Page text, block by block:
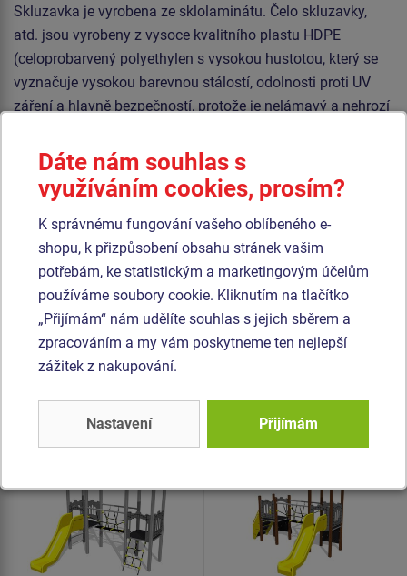
Skluzavka je vyrobena ze sklolaminátu. Čelo skluzavky,
atd. jsou vyrobeny z vysoce kvalitního plastu HDPE
(celoprobarvený polyethylen s vysokou hustotou, který se
vyznačuje vysokou barevnou stálostí, odolnosti proti UV
záření a hlavně bezpečností, protože je nelámavý a nehrozí
síť a lanový most jsou vyrobeny z materiálu HERKULES (16
mm lana z polypropylenu s vnitřním ocelovým jádrem) a
jsou spojovány plastovými nebo hliníkovými spoji. Podesty
jsou vyrobeny z HPL (vysokotlaký laminát opatřený
protiskluzem, který se vyznačuje vysokou barevnou
stálostí, odolností proti poškrábání a odolností proti vodě).
Veškerý spojovací materiál je pozinkovaný nebo nerezový.
Podobnézboží
Produkt - UNH-2009K-10
Herní sestava hrad
UNH2009K -
Produkt - UNH-2038K-10
Herní sestava hrad
UNH2038K -
Dáte nám souhlas s
využíváním cookies, prosím?
K správnému fungování vašeho oblíbeného e-
shopu, k přizpůsobení obsahu stránek vašim
potřebám, ke statistickým a marketingovým účelům
používáme soubory cookie. Kliknutím na tlačítko
„Přijímám“ nám udělíte souhlas s jejich sběrem a
zpracováním a my vám poskytneme ten nejlepší
zážitek z nakupování.
Nastavení Přijímám